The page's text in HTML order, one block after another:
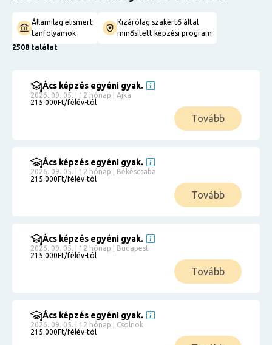
Államilag elismert
tanfolyamok
Kizárólag szakértő által
minősített képzési program
2508 találat
Ács képzés egyéni gyak.
2026. 09. 05. | 12 hónap | Ajka
215.000Ft/félév-tól
Tovább
Ács képzés egyéni gyak.
2026. 09. 05. | 12 hónap | Békéscsaba
215.000Ft/félév-tól
Tovább
Ács képzés egyéni gyak.
2026. 09. 05. | 12 hónap | Budapest
215.000Ft/félév-tól
Tovább
Ács képzés egyéni gyak.
2026. 09. 05. | 12 hónap | Csolnok
215.000Ft/félév-tól